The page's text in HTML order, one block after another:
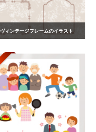
ヴィンテージフレームのイラスト